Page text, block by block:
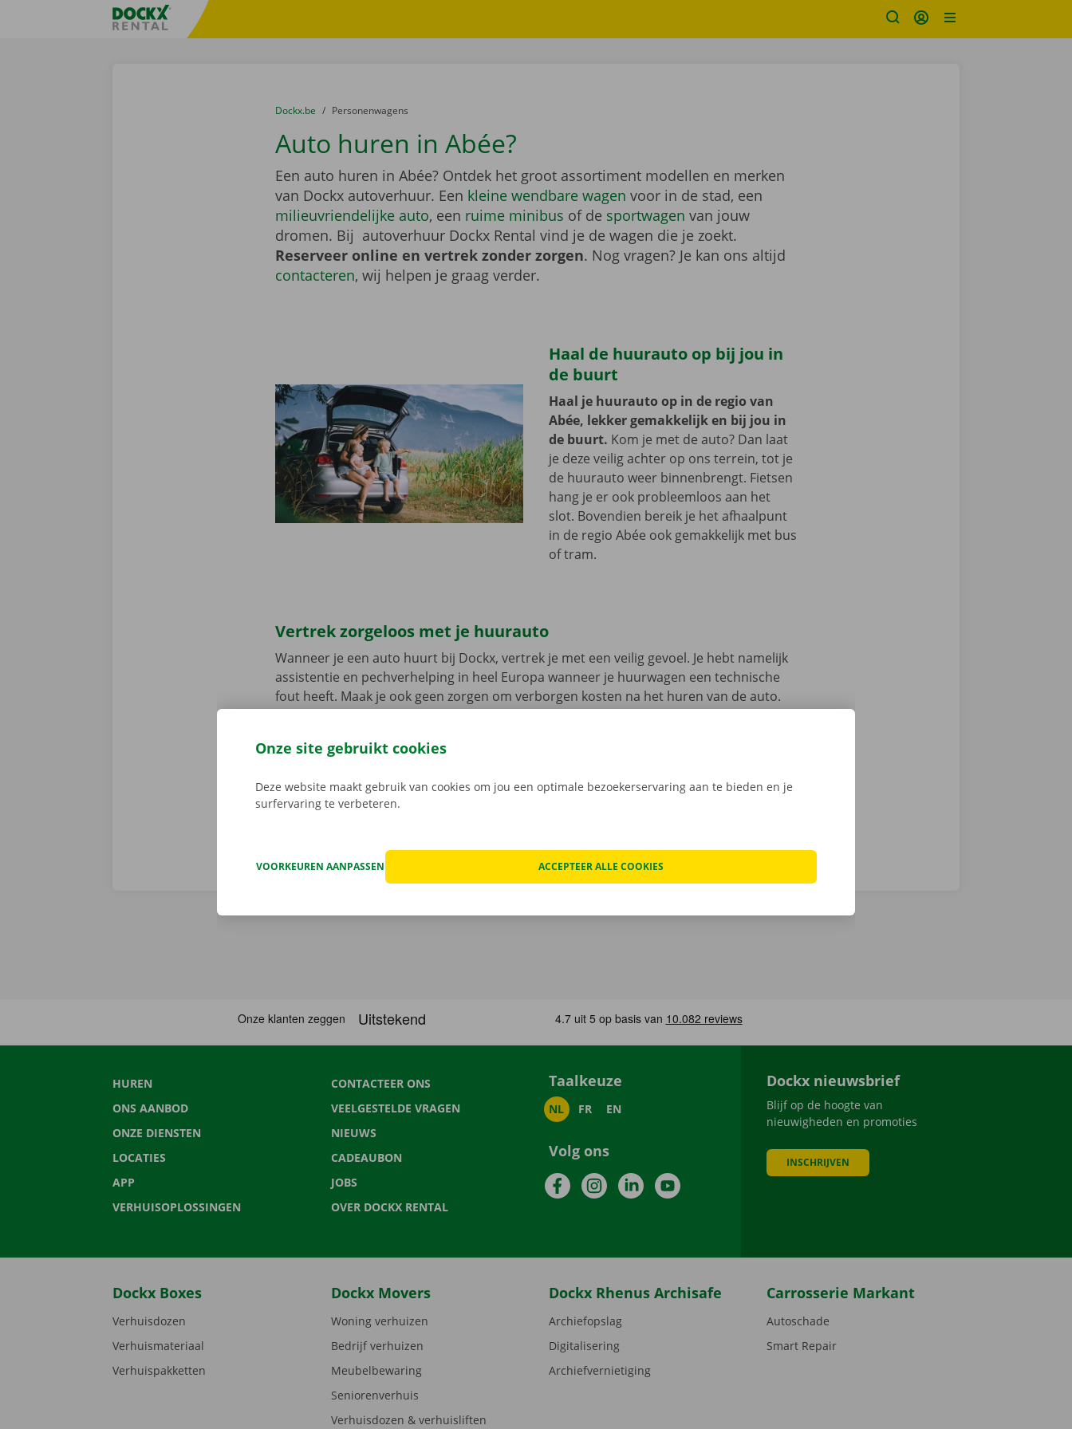
Taalselectie overslaanFratello DEMO
U bevindt zich hier:
van
Dockx.be naar
Personenwagens
Auto huren in Abée?
Een auto huren in Abée? Ontdek het groot assortiment modellen en merken
van Dockx autoverhuur. Een kleine wendbare wagen voor in de stad, een
milieuvriendelijke auto, een ruime minibus of de sportwagen van jouw
dromen. Bij autoverhuur Dockx Rental vind je de wagen die je zoekt.
Reserveer online en vertrek zonder zorgen. Nog vragen? Je kan ons altijd
contacteren, wij helpen je graag verder.
Haal de huurauto op bij jou in
de buurt
Haal je huurauto op in de regio van
Abée, lekker gemakkelijk en bij jou in
de buurt. Kom je met de auto? Dan laat
je deze veilig achter op ons terrein, tot je
de huurauto weer binnenbrengt. Fietsen
hang je er ook probleemloos aan het
slot. Bovendien bereik je het afhaalpunt
in de regio Abée ook gemakkelijk met bus
of tram.
Vertrek zorgeloos met je huurauto
Wanneer je een auto huurt bij Dockx, vertrek je met een veilig gevoel. Je hebt namelijk
assistentie en pechverhelping in heel Europa wanneer je huurwagen een technische
fout heeft. Maak je ook geen zorgen om verborgen kosten na het huren van de auto.
HUREN
ONS AANBOD
ONZE DIENSTEN
LOCATIES
APP
VERHUISOPLOSSINGEN
CONTACTEER ONS
VEELGESTELDE VRAGEN
NIEUWS
CADEAUBON
JOBS
OVER DOCKX RENTAL
Taalkeuze
NL FR EN
Volg ons
FacebookInstagramLinkedInYouTube
Dockx nieuwsbrief
Blijf op de hoogte van
nieuwigheden en promoties
INSCHRIJVEN
Dockx Boxes
Verhuisdozen
Verhuismateriaal
Verhuispakketten
Dockx Movers
Woning verhuizen
Bedrijf verhuizen
Meubelbewaring
Seniorenverhuis
Verhuisdozen & verhuisliften
Dockx Rhenus Archisafe
Archiefopslag
Digitalisering
Archiefvernietiging
Carrosserie Markant
Autoschade
Smart Repair
Onze site gebruikt cookies
Deze website maakt gebruik van cookies om jou een optimale bezoekerservaring aan te bieden en je
surfervaring te verbeteren.
VOORKEUREN AANPASSEN ACCEPTEER ALLE COOKIES